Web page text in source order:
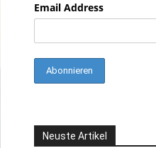
Email Address
Neuste Artikel